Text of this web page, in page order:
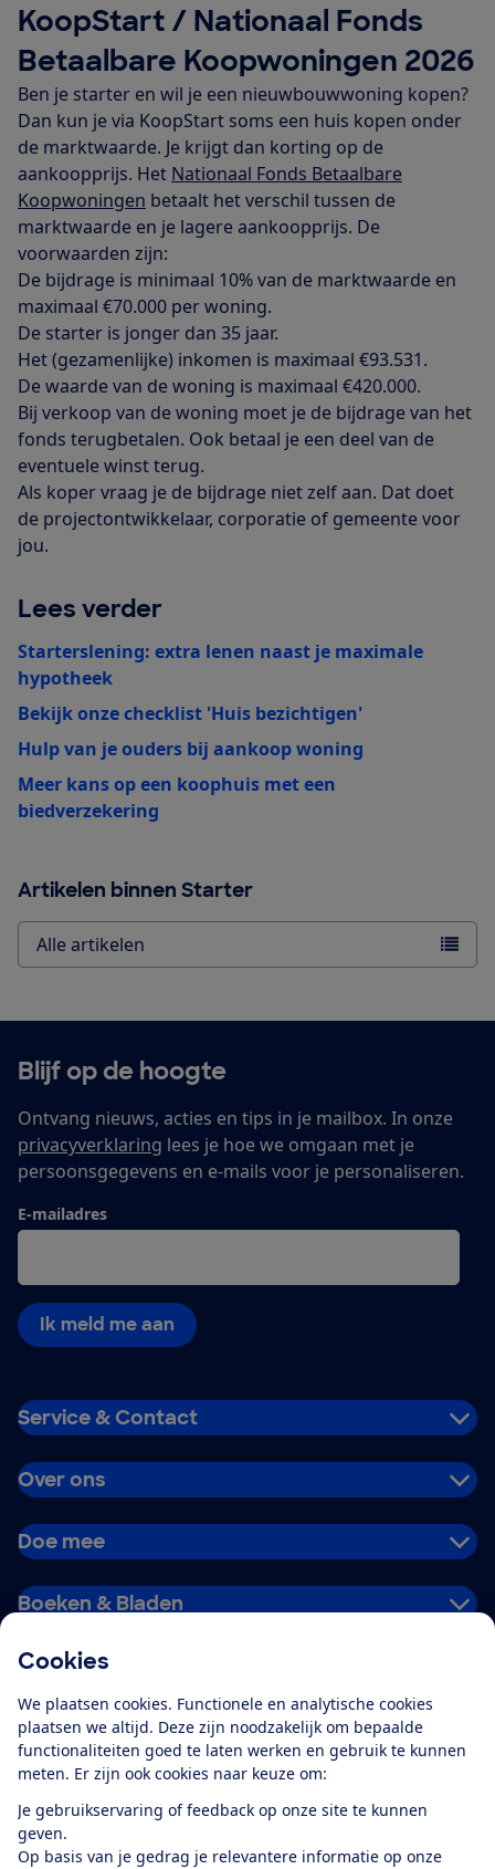
Cookies
We plaatsen cookies. Functionele en analytische cookies
plaatsen we altijd. Deze zijn noodzakelijk om bepaalde
functionaliteiten goed te laten werken en gebruik te kunnen
meten. Er zijn ook cookies naar keuze om:
Je gebruikservaring of feedback op onze site te kunnen
geven.
Op basis van je gedrag je relevantere informatie op onze
KoopStart / Nationaal Fonds
Betaalbare Koopwoningen 2026
Ben je starter en wil je een nieuwbouwwoning kopen?
Dan kun je via KoopStart soms een huis kopen onder
de marktwaarde. Je krijgt dan korting op de
aankoopprijs. Het Nationaal Fonds Betaalbare
Koopwoningen betaalt het verschil tussen de
marktwaarde en je lagere aankoopprijs. De
voorwaarden zijn:
De bijdrage is minimaal 10% van de marktwaarde en
maximaal €70.000 per woning.
De starter is jonger dan 35 jaar.
Het (gezamenlijke) inkomen is maximaal €93.531.
De waarde van de woning is maximaal €420.000.
Bij verkoop van de woning moet je de bijdrage van het
fonds terugbetalen. Ook betaal je een deel van de
eventuele winst terug.
Als koper vraag je de bijdrage niet zelf aan. Dat doet
de projectontwikkelaar, corporatie of gemeente voor
jou.
Lees verder
Starterslening: extra lenen naast je maximale
hypotheek
Bekijk onze checklist 'Huis bezichtigen'
Hulp van je ouders bij aankoop woning
Meer kans op een koophuis met een
biedverzekering
Artikelen binnen Starter
Alle artikelen
Blijf op de hoogte
Ontvang nieuws, acties en tips in je mailbox. In onze
privacyverklaring lees je hoe we omgaan met je
persoonsgegevens en e-mails voor je personaliseren.
E-mailadres
Ik meld me aan
Service & Contact
Over ons
Doe mee
Boeken & Bladen
Alles over de
app